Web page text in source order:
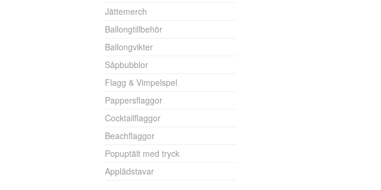
Jättemerch
Ballongtillbehör
Ballongvikter
Såpbubblor
Flagg & Vimpelspel
Pappersflaggor
Cocktailflaggor
Beachflaggor
Popuptält med tryck
Applådstavar